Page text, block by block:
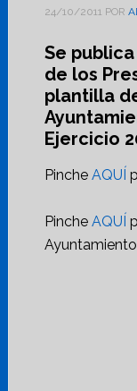
24/10/2011 POR
Se
de los
plantilla
Ejercicio
Pinche AQUÍ
Pinche AQUÍ